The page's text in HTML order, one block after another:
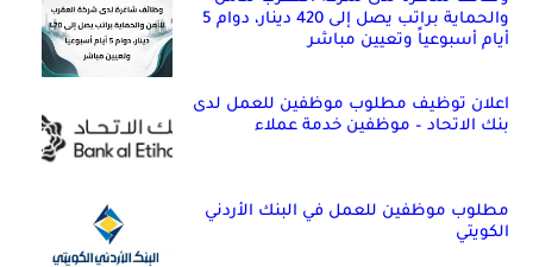
والحماية براتب يصل إلى 420 دينار، دوام 5
أيام أسبوعياً وتعيين مباشر
اعلان توظيف مطلوب موظفين للعمل لدى
بنك الاتحاد – موظفين خدمة عملاء
مطلوب موظفين للعمل في البنك الأردني
الكويتي